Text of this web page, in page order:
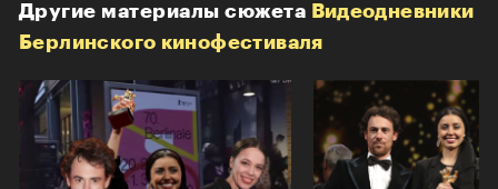
Другие материалы сюжета Видеодневники
Берлинского кинофестиваля